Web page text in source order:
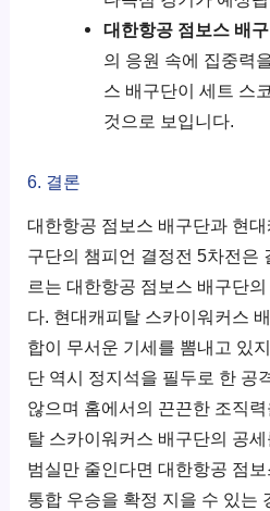
대한항공 점보스 배
의 응원 속에 집중력
스 배구단이 세트 스
것으로 보입니다.
6. 결론
대한항공 점보스 배구단과 현
구단의 챔피언 결정전 5차전은
르는 대한항공 점보스 배구단
다. 현대캐피탈 스카이워커스
합이 무서운 기세를 뽐내고 있
단 역시 정지석을 필두로 한 공
않으며 홈에서의 끈끈한 조직
탈 스카이워커스 배구단의 공
범실만 줄인다면 대한항공 점
통합 우승을 확정 지을 수 있는